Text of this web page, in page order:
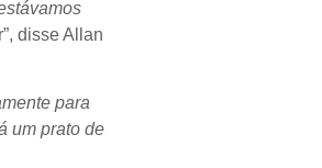
r”, disse Allan
para
um prato de